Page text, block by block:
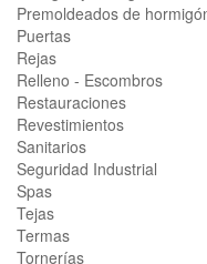
Premoldeados de
Puertas
Rejas
Relleno - Escombros
Restauraciones
Revestimientos
Sanitarios
Seguridad Industrial
Spas
Tejas
Termas
Tornerías